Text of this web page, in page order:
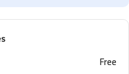
Free